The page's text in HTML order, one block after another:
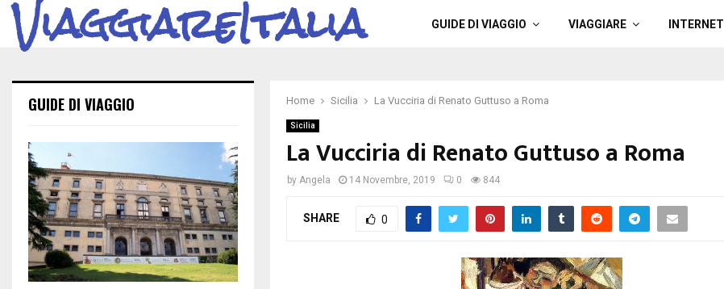
ViaggiareItalia GUIDE DI VIAGGIO VIAGGIARE INTERNET
Home Sicilia La Vucciria di Renato Guttuso a Roma
Sicilia
La Vucciria di Renato Guttuso a Roma
by Angela 14 Novembre, 2019 0 844
SHARE 0
GUIDE DI VIAGGIO